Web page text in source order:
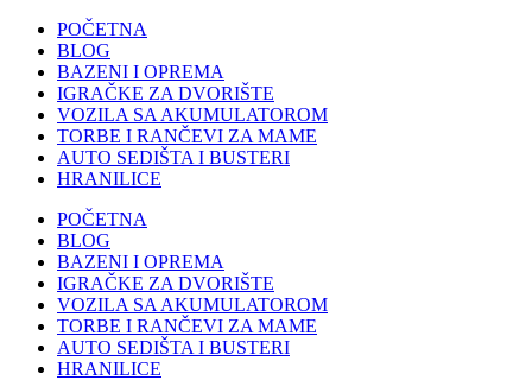
POČETNA
BLOG
BAZENI I OPREMA
IGRAČKE ZA DVORIŠTE
VOZILA SA AKUMULATOROM
TORBE I RANČEVI ZA MAME
AUTO SEDIŠTA I BUSTERI
HRANILICE
POČETNA
BLOG
BAZENI I OPREMA
IGRAČKE ZA DVORIŠTE
VOZILA SA AKUMULATOROM
TORBE I RANČEVI ZA MAME
AUTO SEDIŠTA I BUSTERI
HRANILICE